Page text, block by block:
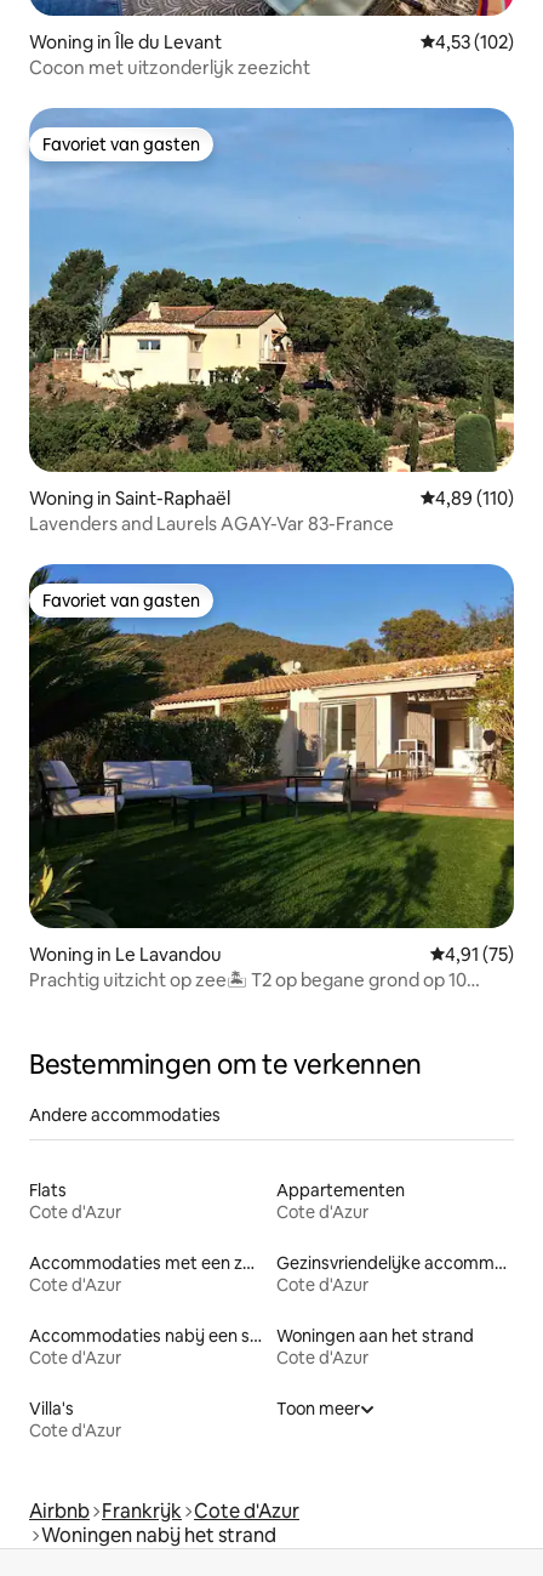
Woning in Île du Levant Gemiddelde
4,53 (102)
Cocon met uitzonderlijk zeezicht
Favoriet van gasten
Favoriet van gasten
Woning in Saint-Raphaël Gemiddelde
4,89 (110)
Lavenders and Laurels AGAY-Var 83-France
Favoriet van gasten
Favoriet van gasten
Woning in Le Lavandou Gemiddelde
4,91 (75)
Prachtig uitzicht op zee🏝 T2 op begane grond op 10
Bestemmingen om te verkennen
Andere accommodaties
Flats
Cote d'Azur
Appartementen
Cote d'Azur
Accommodaties met een zwembad
Cote d'Azur
Gezinsvriendelijke accommodaties
Cote d'Azur
Accommodaties nabij een strand
Cote d'Azur
Woningen aan het strand
Cote d'Azur
Villa's
Cote d'Azur
Toon meer
Airbnb Frankrijk Cote d'Azur
Woningen nabij het strand